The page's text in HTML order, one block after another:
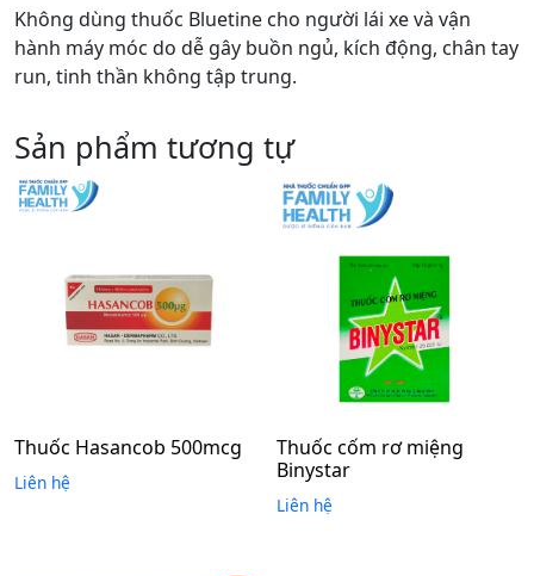
Không dùng thuốc Bluetine cho người lái xe và vận
hành máy móc do dễ gây buồn ngủ, kích động, chân tay
run, tinh thần không tập trung.
Sản phẩm tương tự
Thuốc Hasancob 500mcg
Liên hệ
Thuốc cốm rơ miệng
Binystar
Liên hệ